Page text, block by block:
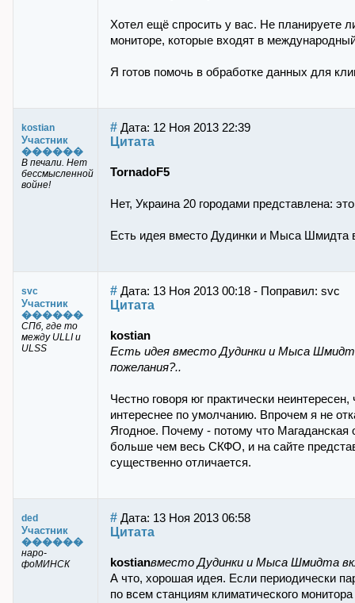
Хотел ещё спросить у вас. Не планируете
мониторе, которые входят в
Я готов помочь в обработке данных для
kostian
Участник
������
В печали. Нет
бессмысленной
войне!
# Дата: 12 Ноя 2013 22:39
Цитата
TornadoF5
Нет, Украина 20 городами представлена:
Есть идея вместо Дудинки и Мыса Шмидта
svc
Участник
������
СПб, где то
между ULLI и
ULSS
# Дата: 13 Ноя 2013 00:18 - Поправил: svc
Цитата
kostian
Есть идея вместо Дудинки и Мыса
пожелания?..
Честно говоря юг практически
интереснее по умолчанию. Впрочем я не
Ягодное. Почему - потому что
больше чем весь СКФО, и на сайте
существенно отличается.
ded
Участник
������
наро-
фоМИНСК
# Дата: 13 Ноя 2013 06:58
Цитата
kostianвместо Дудинки и Мыса Шмидта
А что, хорошая идея. Если периодически
по всем станциям климатического